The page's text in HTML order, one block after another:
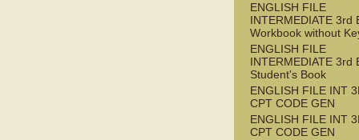
ENGLISH FILE
INTERMEDIATE 3rd
Workbook without
ENGLISH FILE
INTERMEDIATE 3rd
Student's Book
ENGLISH FILE INT
CPT CODE GEN
ENGLISH FILE INT
CPT CODE GEN